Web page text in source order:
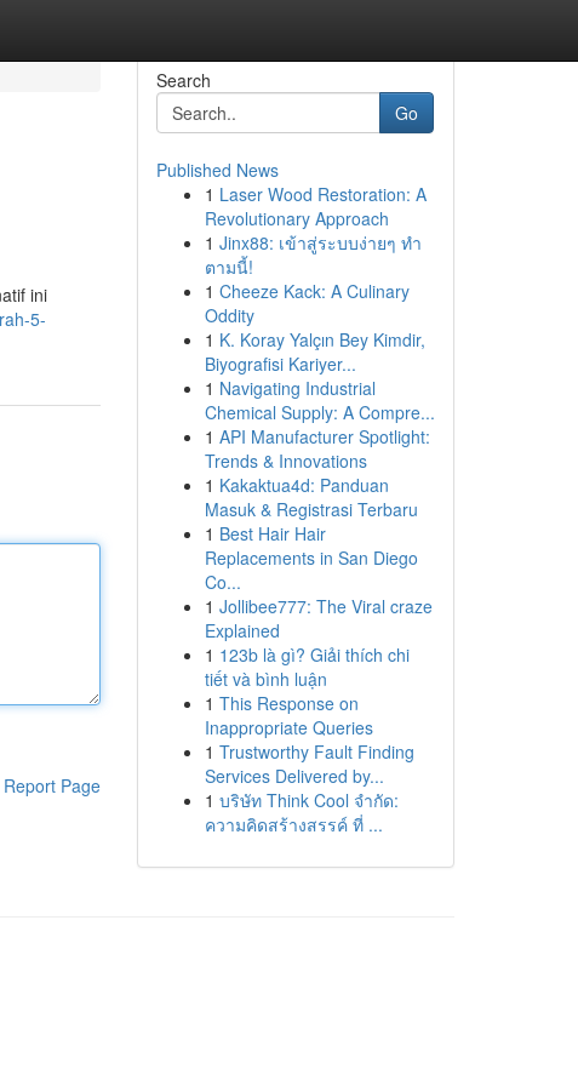
ini
5-
Report Page
Search
Go
Published News
1 Laser Wood Restoration: A
Revolutionary Approach
1 Jinx88: เข้าสู่ระบบง่ายๆ ทำ
ตามนี้!
1 Cheeze Kack: A Culinary
Oddity
1 K. Koray Yalçın Bey Kimdir,
Biyografisi Kariyer...
1 Navigating Industrial
Chemical Supply: A Compre...
1 API Manufacturer Spotlight:
Trends & Innovations
1 Kakaktua4d: Panduan
Masuk & Registrasi Terbaru
1 Best Hair Hair
Replacements in San Diego
Co...
1 Jollibee777: The Viral craze
Explained
1 123b là gì? Giải thích chi
tiết và bình luận
1 This Response on
Inappropriate Queries
1 Trustworthy Fault Finding
Services Delivered by...
1 บริษัท Think Cool จำกัด:
ความคิดสร้างสรรค์ ที่ ...